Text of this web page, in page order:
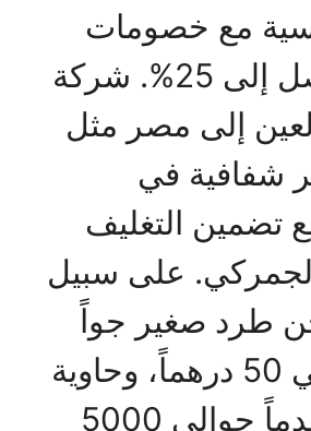
مع خصومات
موسمية تصل إلى 25%. شركة
إلى مصر مثل
شفافية في
تضمين التغليف
على سبيل
طرد صغير جواً
يكلف حوالي 50 درهماً، وحاوية
بحرية 20 قدماً حوالي 5000